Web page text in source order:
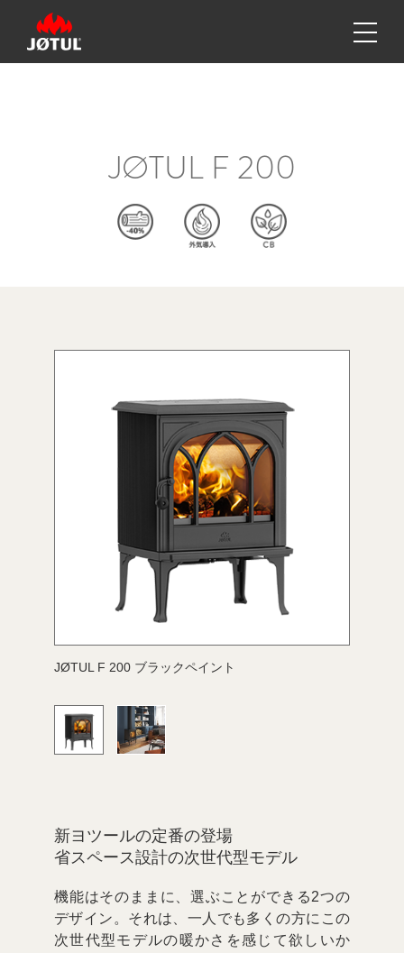
JØTUL F 200
JØTUL F 200 ブラックペイント
新ヨツールの定番の登場
省スペース設計の次世代型モデル
機能はそのままに、選ぶことができる2つの
デザイン。それは、一人でも多くの方にこの
次世代型モデルの暖かさを感じて欲しいか